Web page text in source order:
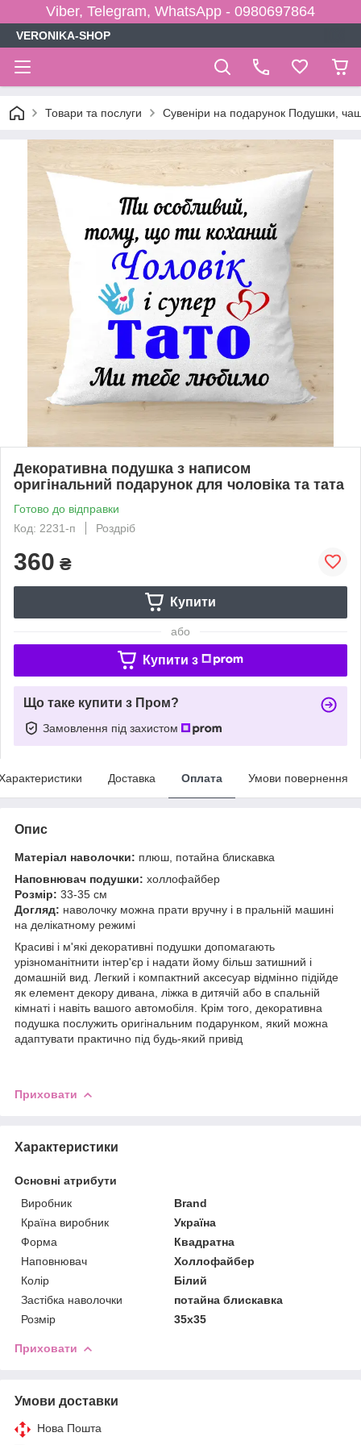
Viber, Telegram, WhatsApp - 0980697864
VERONIKA-SHOP
Товари та послуги Сувеніри на подарунок Подушки,
Декоративна подушка з написом
оригінальний подарунок для чоловіка та тата
Готово до відправки
Код: 2231-п
Роздріб
360 ₴
Купити
або
Купити з
Що таке купити з Пром?
Замовлення під захистом
Доставка Оплата Умови повернення
Опис
Матеріал наволочки: плюш, потайна блискавка
Наповнювач подушки: холлофайбер
Розмір: 33-35 см
Догляд: наволочку можна прати вручну і в пральній машині
на делікатному режимі
Красиві і м'які декоративні подушки допомагають
урізноманітнити інтер'єр і надати йому більш затишний і
домашній вид. Легкий і компактний аксесуар відмінно підійде
як елемент декору дивана, ліжка в дитячій або в спальній
кімнаті і навіть вашого автомобіля. Крім того, декоративна
подушка послужить оригінальним подарунком, який можна
адаптувати практично під будь-який привід
Приховати
Характеристики
Основні атрибути
Виробник
Brand
Країна виробник
Україна
Форма
Квадратна
Наповнювач
Холлофайбер
Колір
Білий
Застібка наволочки
потайна блискавка
Розмір
35x35
Приховати
Умови доставки
Нова Пошта